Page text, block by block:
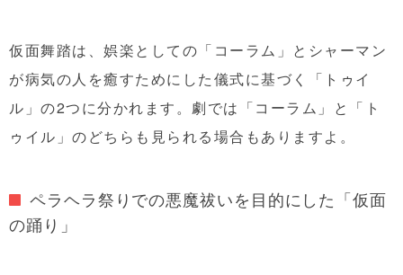
仮面舞踏は、娯楽としての「コーラム」とシャーマン
が病気の人を癒すためにした儀式に基づく「トゥイ
ル」の2つに分かれます。劇では「コーラム」と「ト
ゥイル」のどちらも見られる場合もありますよ。
ペラヘラ祭りでの悪魔祓いを目的にした「仮面
の踊り」